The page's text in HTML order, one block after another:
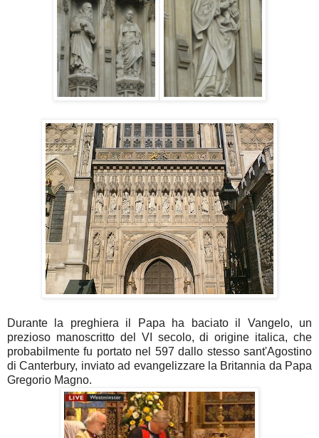
Durante la preghiera il Papa ha baciato il Vangelo, un
prezioso manoscritto del VI secolo, di origine italica, che
probabilmente fu portato nel 597 dallo stesso sant'Agostino
di Canterbury, inviato ad evangelizzare la Britannia da Papa
Gregorio Magno.